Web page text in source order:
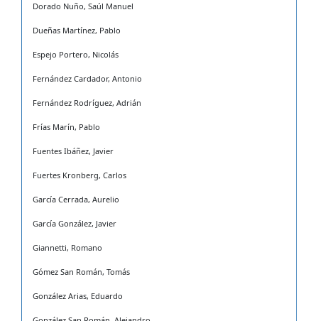
Dorado Nuño, Saúl Manuel
Dueñas Martínez, Pablo
Espejo Portero, Nicolás
Fernández Cardador, Antonio
Fernández Rodríguez, Adrián
Frías Marín, Pablo
Fuentes Ibáñez, Javier
Fuertes Kronberg, Carlos
García Cerrada, Aurelio
García González, Javier
Giannetti, Romano
Gómez San Román, Tomás
González Arias, Eduardo